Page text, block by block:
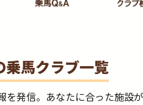
馬クラブ一覧
発信。あなたに合った施設